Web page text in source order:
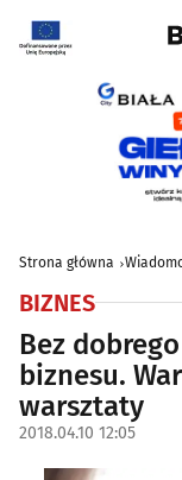
Strona główna
BIZNES
Bez
biznesu.
warsztaty
2018.04.10 12:05